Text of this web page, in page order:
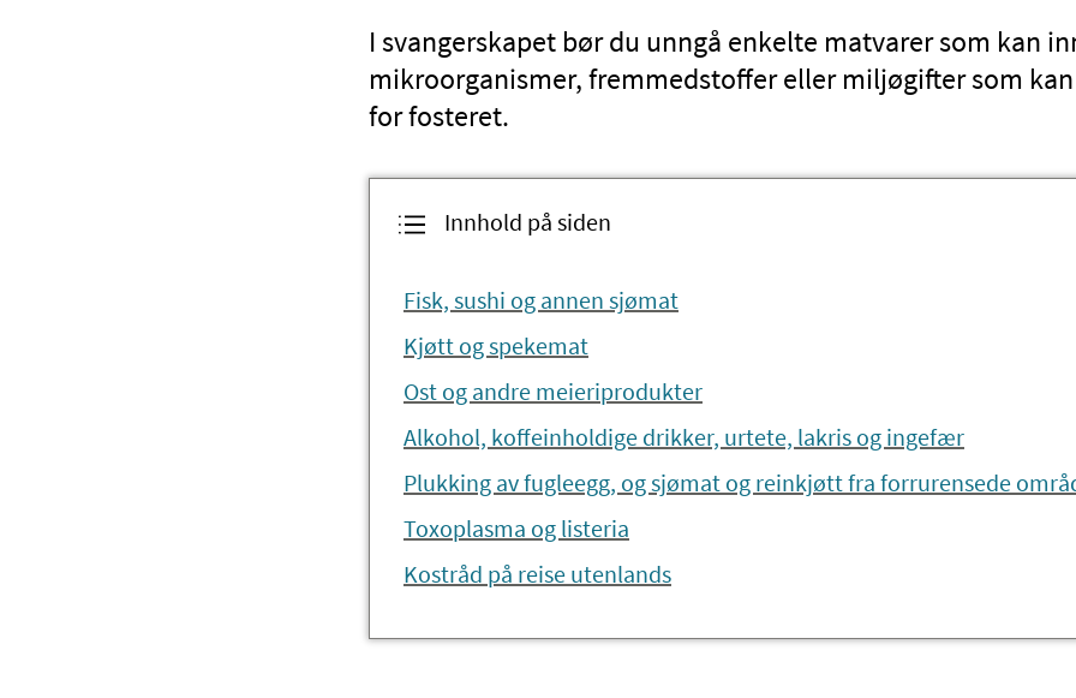
I svangerskapet bør du unngå enkelte matvarer som kan
mikroorganismer, fremmedstoffer eller miljøgifter som
for fosteret.
Innhold på siden
Fisk, sushi og annen sjømat
Kjøtt og spekemat
Ost og andre meieriprodukter
Alkohol, koffeinholdige drikker, urtete, lakris og ingefær
Plukking av fugleegg, og sjømat og reinkjøtt fra forrurensede
Toxoplasma og listeria
Kostråd på reise utenlands